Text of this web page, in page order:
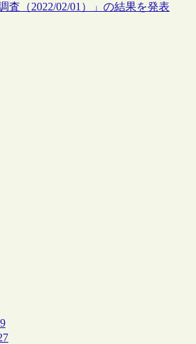
（2022/02/01）」の結果を発表